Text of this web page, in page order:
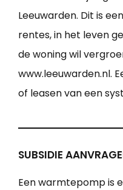
Leeuwarden. Dit is
rentes, in het leven
de woning wil
www.leeuwarden.nl.
of leasen van een
SUBSIDIE
Een warmtepomp is